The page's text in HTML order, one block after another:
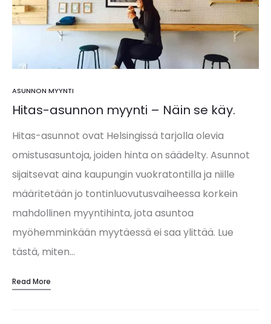
ASUNNON MYYNTI
Hitas-asunnon myynti – Näin se käy.
Hitas-asunnot ovat Helsingissä tarjolla olevia
omistusasuntoja, joiden hinta on säädelty. Asunnot
sijaitsevat aina kaupungin vuokratontilla ja niille
määritetään jo tontinluovutusvaiheessa korkein
mahdollinen myyntihinta, jota asuntoa
myöhemminkään myytäessä ei saa ylittää. Lue
tästä, miten…
Read More